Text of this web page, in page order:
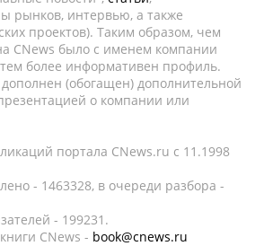
рынков, интервью, а также
проектов). Таким образом, чем
CNews было с именем компании
тем более информативен профиль.
(обогащен) дополнительной
о компании или
портала CNews.ru c 11.1998
- 1463328, в очереди разбора -
- 199231.
CNews - book@cnews.ru